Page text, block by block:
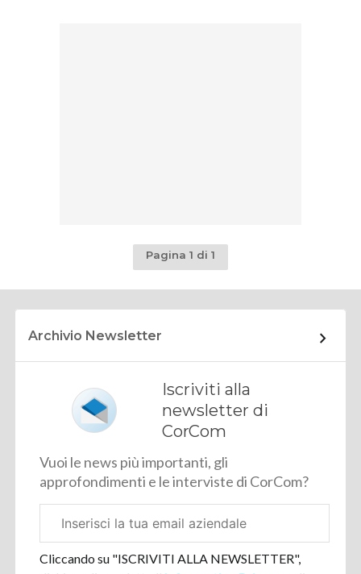
Pagina 1 di 1
Archivio Newsletter
Iscriviti alla
newsletter di
CorCom
Vuoi le news più importanti, gli
approfondimenti e le interviste di CorCom?
aziendale
Cliccando su "ISCRIVITI ALLA NEWSLETTER",